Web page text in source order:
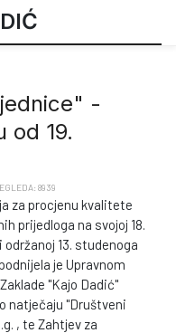
-
od 19.
8939
za procjenu kvalitete
prijedloga na svojoj 18.
održanoj 13. studenoga
je Upravnom
"Kajo Dadić"
natječaju "Društveni
, te Zahtjev za